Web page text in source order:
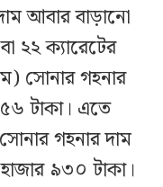
আবার বাড়ানো
২২ ক্যারেটের
সোনার গহনার
টাকা। এতে
গহনার দাম
৯৩০ টাকা।